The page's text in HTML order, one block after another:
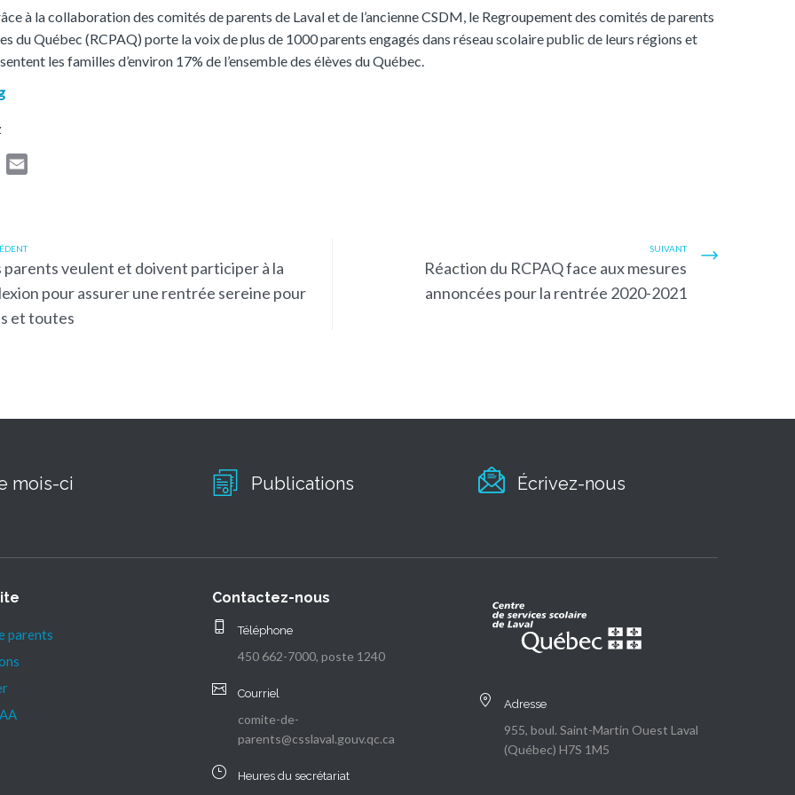
à la collaboration des comités de parents de Laval et de l’ancienne CSDM, le Regroupement des comités de parents
du Québec (RCPAQ) porte la voix de plus de 1000 parents engagés dans réseau scolaire public de leurs régions et
les familles d’environ 17% de l’ensemble des élèves du Québec.
t
e
r
l
parents veulent et doivent participer à la
pour assurer une rentrée sereine pour
et toutes
SUIVANT
Réaction du RCPAQ face aux mesures
annoncées pour la rentrée 2020-2021
mois-ci Publications Écrivez-nous
parents
Contactez-nous
Téléphone
450 662-7000, poste 1240
Courriel
comite-de-
parents@csslaval.gouv.qc.ca
Heures du secrétariat
Adresse
955, boul. Saint-Martin Ouest Laval
(Québec) H7S 1M5